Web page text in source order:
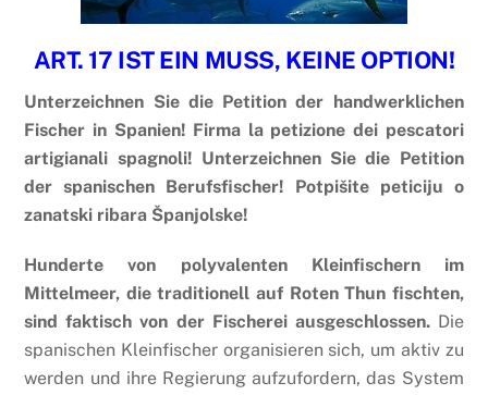
ART. 17 IST EIN MUSS, KEINE OPTION!
Unterzeichnen Sie die Petition der handwerklichen
Fischer in Spanien! Firma la petizione dei pescatori
artigianali spagnoli! Unterzeichnen Sie die Petition
der spanischen Berufsfischer! Potpišite peticiju o
zanatski ribara Španjolske!
Hunderte von polyvalenten Kleinfischern im
Mittelmeer, die traditionell auf Roten Thun fischten,
sind faktisch von der Fischerei ausgeschlossen.Die
spanischen Kleinfischer organisieren sich, um aktiv zu
werden und ihre Regierung aufzufordern, das System